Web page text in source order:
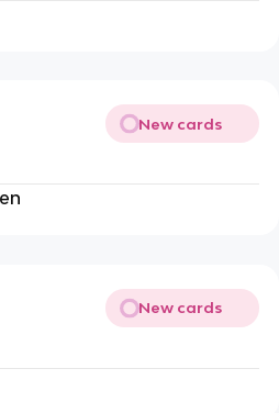
New cards
New cards